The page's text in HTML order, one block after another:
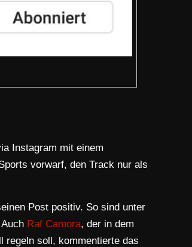
Instagram mit einem
vorwarf, den Track nur als
Post positiv. So sind unter
Raf Camora, der in dem
regeln soll, kommentierte das